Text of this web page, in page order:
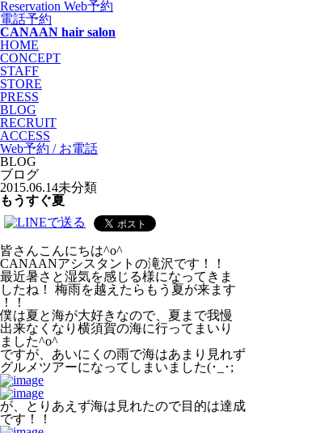
Reservation Web予約
電話予約
CANAAN hair salon
HOME
CONCEPT
STAFF
STORE
PRESS
BLOG
RECRUIT
ACCESS
Web予約 / お電話
BLOG
ブログ
2015.06.14未分類
もうすぐ夏
皆さんこんにちは^o^
CANAANアシスタントの滝沢です！！
最近暑さと湿気を感じる様になってきま
したね！ 梅雨を越えたらもう夏が来ます
！！
僕は夏と海が大好きなので、夏まで我慢
出来なくなり横須賀の海に行ってまいり
ました^o^
ですが、あいにくの雨で海はあまり見れず
グルメツアーになってしまいました(･_･;
が、とりあえず海は見れたので目的は達成
です！！